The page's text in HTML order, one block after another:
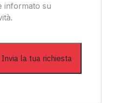
informato su